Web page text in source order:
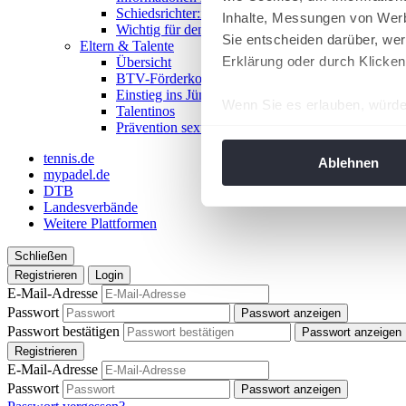
Inhalte, Messungen von
Sie entscheiden darüber,
Erklärung oder durch
Wenn Sie es erlauben,
Website an unsere Partner
möglicherweise mit weiteren
der Dienste gesammelt
Ablehnen
Schiedsrichter:in werden!
Wichtig für den Spieltag
Eltern & Talente
Übersicht
BTV-Förderkonzept
Einstieg ins Jüngstentennis
Talentinos
Prävention sexualisierter Gewalt
tennis.de
mypadel.de
DTB
Landesverbände
Weitere Plattformen
Schließen
Registrieren
Login
E-Mail-Adresse
Passwort
Passwort anzeigen
Passwort bestätigen
Passwort anzeigen
Registrieren
E-Mail-Adresse
Passwort
Passwort anzeigen